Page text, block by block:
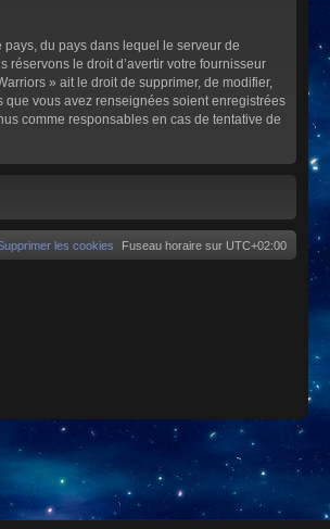
du pays dans lequel le serveur de
le droit d’avertir votre fournisseur
» ait le droit de supprimer, de modifier,
que vous avez renseignées soient enregistrées
comme responsables en cas de tentative de
Fuseau horaire sur UTC+02:00
les cookies